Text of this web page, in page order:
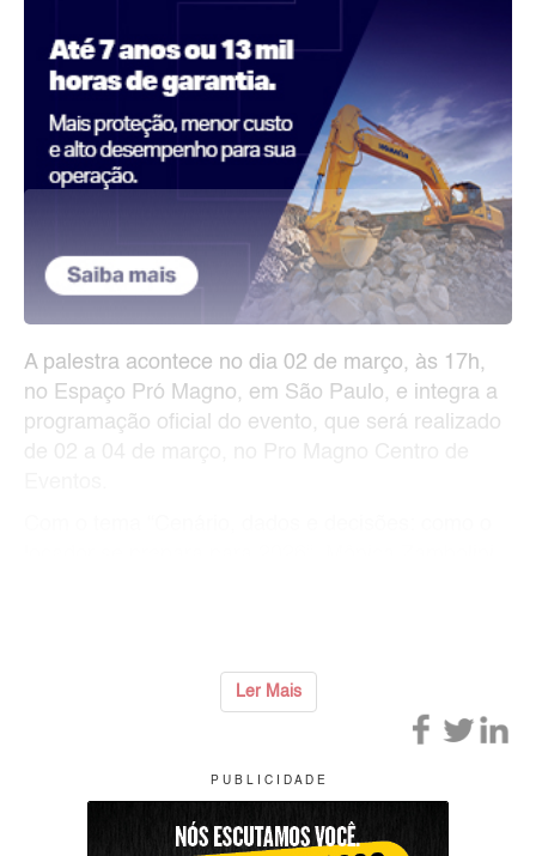
A palestra acontece no dia 02 de março, às 17h,
no Espaço Pró Magno, em São Paulo, e integra a
programação oficial do evento, que será realizado
Ler Mais
P U B L I C I D A D E